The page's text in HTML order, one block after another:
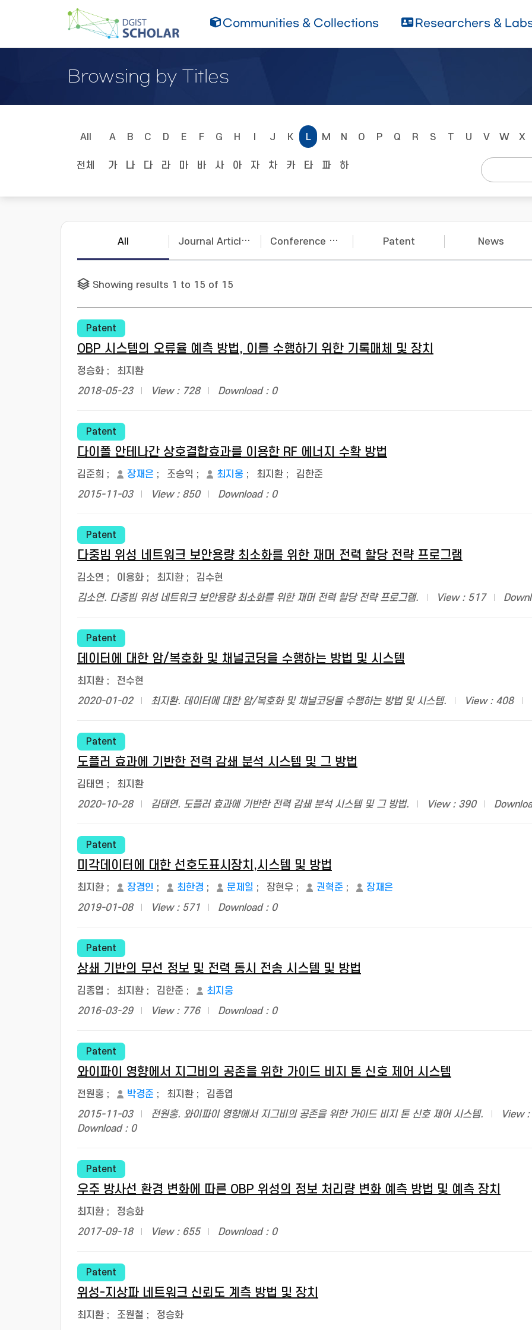
Communities & Collections Researchers &
Browsing by Titles
All A B C D E F G H J K L M N O P Q R S T U V W X
전체 가 나 다 라 마 바 사 아 자 차 카 타 파 하
All Journal Articles Conference Papers Patent News
Showing results 1 to 15 of 15
Patent
OBP 시스템의 오류율 예측 방법, 이를 수행하기 위한 기록매체 및 장치
정승화 ;
최지환
2018-05-23
View : 728 Download : 0
Patent
다이폴 안테나간 상호결합효과를 이용한 RF 에너지 수확 방법
김준희 ; 장재은 ; 조승익 ; 최지웅 ; 최지환 ;
김한준
2015-11-03
View : 850 Download : 0
Patent
다중빔 위성 네트워크 보안용량 최소화를 위한 재머 전력 할당 전략 프로그램
김소연 ; 이용화 ; 최지환 ;
김수현
김소연. 다중빔 위성 네트워크 보안용량 최소화를 위한 재머 전력 할당 전략 프로그램.
View : 517
Patent
데이터에 대한 암/복호화 및 채널코딩을 수행하는 방법 및 시스템
최지환 ;
전수현
2020-01-02
최지환. 데이터에 대한 암/복호화 및 채널코딩을 수행하는 방법 및 시스템. View : 408
Patent
도플러 효과에 기반한 전력 감쇄 분석 시스템 및 그 방법
김태연 ;
최지환
2020-10-28
김태연. 도플러 효과에 기반한 전력 감쇄 분석 시스템 및 그 방법. View : 390
Patent
미각데이터에 대한 선호도표시장치,시스템 및 방법
최지환 ; 장경인 ; 최한경 ; 문제일 ; 장현우 ; 권혁준 ;
장재은
2019-01-08
View : 571 Download : 0
Patent
상쇄 기반의 무선 정보 및 전력 동시 전송 시스템 및 방법
김종엽 ; 최지환 ; 김한준 ;
최지웅
2016-03-29
View : 776 Download : 0
Patent
와이파이 영향에서 지그비의 공존을 위한 가이드 비지 톤 신호 제어 시스템
전원홍 ; 박경준 ; 최지환 ;
김종엽
2015-11-03
전원홍. 와이파이 영향에서 지그비의 공존을 위한 가이드 비지 톤 신호 제어 시스템.
View
Download : 0
Patent
우주 방사선 환경 변화에 따른 OBP 위성의 정보 처리량 변화 예측 방법 및 예측 장치
최지환 ;
정승화
2017-09-18
View : 655 Download : 0
Patent
위성-지상파 네트워크 신뢰도 계측 방법 및 장치
최지환 ; 조원철 ;
정승화